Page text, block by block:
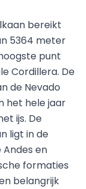
bereikt
5364 meter
punt
Cordillera. De
de Nevado
het hele jaar
ijs. De
ligt in de
en
formaties
belangrijk